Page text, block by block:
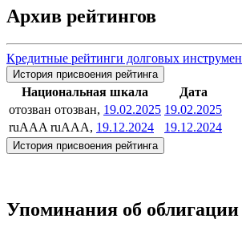
Архив рейтингов
Кредитные рейтинги долговых
История присвоения рейтинга
Национальная шкала
Дата
отозван отозван, 19.02.2025 19.02.2025
ruAAA ruAAA, 19.12.2024 19.12.2024
История присвоения рейтинга
Упоминания об облигации